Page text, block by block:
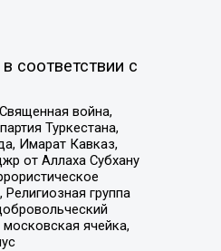
соответствии с
война,
Туркестана,
Имарат Кавказ,
от Аллаха Субхану
группа
ячейка,